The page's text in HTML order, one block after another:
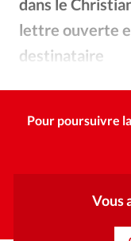
RUBRIQUES
Tous les articles
Actualité
Dossier
Eglises
Opinions
Tour du
lettre ouverte
destinataire
Pour poursuivre
Vous